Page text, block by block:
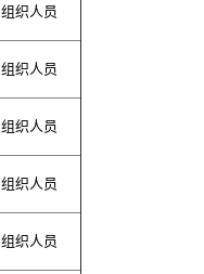
组织人员
组织人员
组织人员
组织人员
组织人员